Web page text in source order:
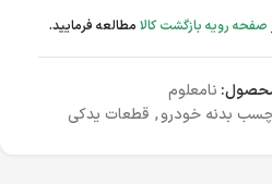
صفحه رویه بازگشت کالا مطالعه فرمایید.
نامعلوم
بدنه خودرو, قطعات یدکی